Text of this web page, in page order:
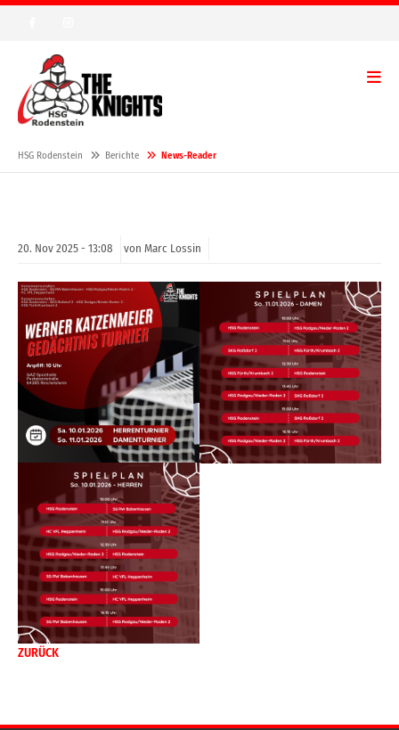
HSG Rodenstein Berichte News-Reader
20. Nov 2025 - 13:08 von Marc Lossin
ZURÜCK